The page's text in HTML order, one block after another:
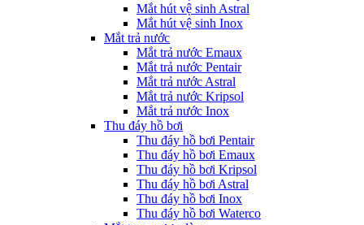
Mắt hút vệ sinh Astral
Mắt hút vệ sinh Inox
Mắt trả nước
Mắt trả nước Emaux
Mắt trả nước Pentair
Mắt trả nước Astral
Mắt trả nước Kripsol
Mắt trả nước Inox
Thu đáy hồ bơi
Thu đáy hồ bơi Pentair
Thu đáy hồ bơi Emaux
Thu đáy hồ bơi Kripsol
Thu đáy hồ bơi Astral
Thu đáy hồ bơi Inox
Thu đáy hồ bơi Waterco